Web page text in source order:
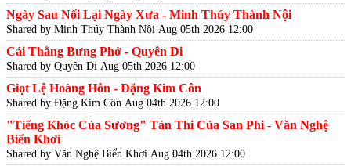
Ngày Sau Nối Lại Ngày Xưa - Minh Thúy Thành Nội
Shared by Minh Thúy Thành Nội Aug 05th 2026 12:00
Cái Thằng Bưng Phở - Quyên Di
Shared by Quyên Di Aug 05th 2026 12:00
Giọt Lệ Hoàng Hôn - Đặng Kim Côn
Shared by Đặng Kim Côn Aug 04th 2026 12:00
"Tiếng Khóc Của Sương" Tản Thi Của San Phi - Văn Nghệ
Biển Khơi
Shared by Văn Nghệ Biển Khơi Aug 04th 2026 12:00